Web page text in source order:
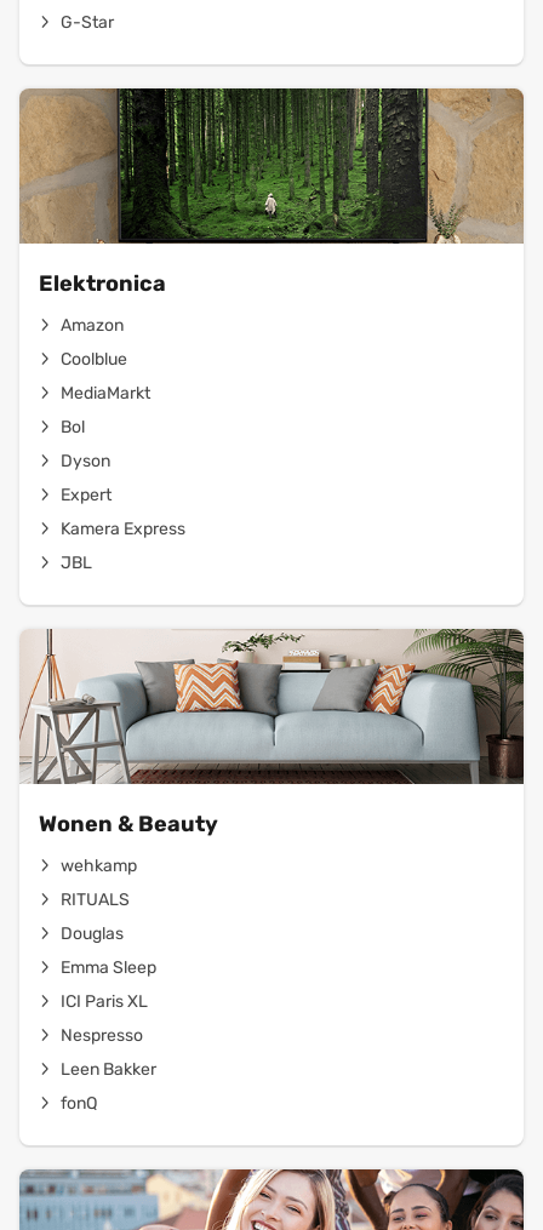
G-Star
Elektronica
Amazon
Coolblue
MediaMarkt
Bol
Dyson
Expert
Kamera Express
JBL
Wonen & Beauty
wehkamp
RITUALS
Douglas
Emma Sleep
ICI Paris XL
Nespresso
Leen Bakker
fonQ